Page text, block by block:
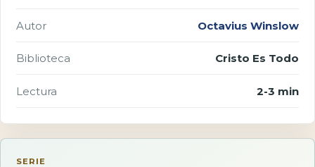
Autor Octavius Winslow
Biblioteca Cristo Es Todo
Lectura 2-3 min
SERIE